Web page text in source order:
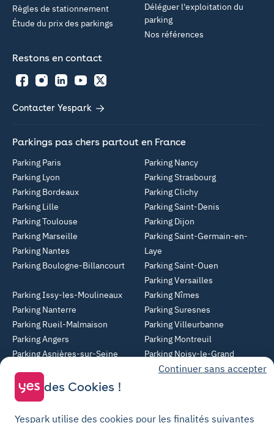
Déléguer l'exploitation du
parking
Nos références
Règles de stationnement
Étude du prix des parkings
Restons en contact
FacebookInstagramLinkedInYouTubeTwitter
Contacter Yespark
Parkings pas chers partout en France
Parking Paris
Parking Lyon
Parking Bordeaux
Parking Lille
Parking Toulouse
Parking Marseille
Parking Nantes
Parking Boulogne-Billancourt
Parking Nancy
Parking Strasbourg
Parking Clichy
Parking Saint-Denis
Parking Dijon
Parking Saint-Germain-en-
Laye
Parking Saint-Ouen
Parking Versailles
Parking Issy-les-Moulineaux
Parking Nanterre
Parking Rueil-Malmaison
Parking Angers
Parking Asnières-sur-Seine
Parking Courbevoie
Parking Metz
Parking Nîmes
Parking Suresnes
Parking Villeurbanne
Parking Montreuil
Parking Noisy-le-Grand
Parking Clermont-Ferrand
Continuer sans accepter
des Cookies !
Yespark utilise des cookies pour les finalités suivantes